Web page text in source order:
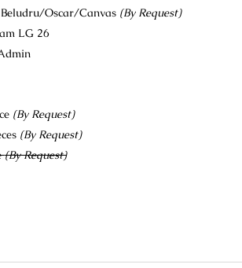
Oscar/Canvas (By Request)
LG 26
(By Request)
(By Request)
(By Request)